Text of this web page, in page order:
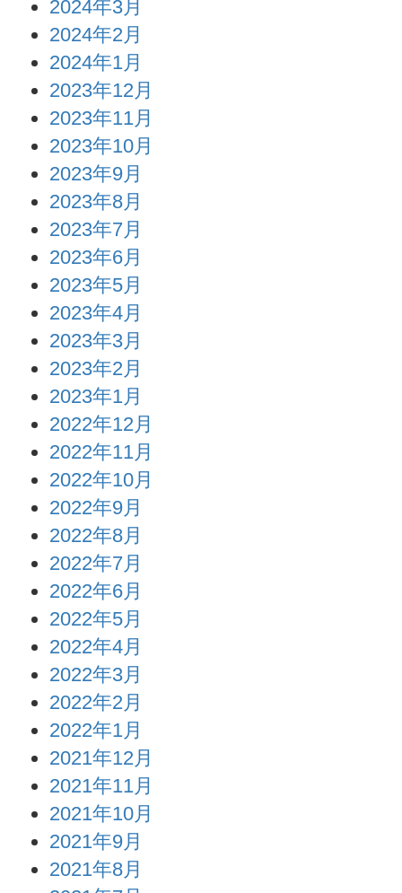
2024年3月
2024年2月
2024年1月
2023年12月
2023年11月
2023年10月
2023年9月
2023年8月
2023年7月
2023年6月
2023年5月
2023年4月
2023年3月
2023年2月
2023年1月
2022年12月
2022年11月
2022年10月
2022年9月
2022年8月
2022年7月
2022年6月
2022年5月
2022年4月
2022年3月
2022年2月
2022年1月
2021年12月
2021年11月
2021年10月
2021年9月
2021年8月